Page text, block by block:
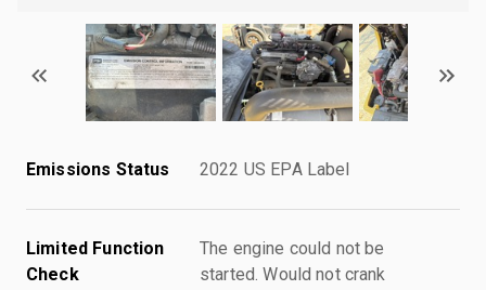
Emissions Status 2022 US EPA Label
Limited Function
Check
The engine could not be
started. Would not crank